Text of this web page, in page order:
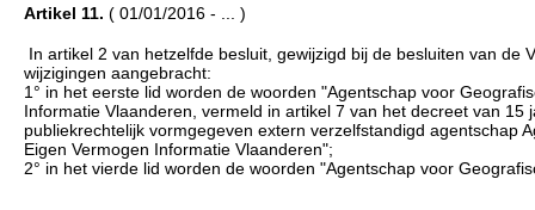
Artikel 11. ( 01/01/2016 - ... )
In artikel 2 van hetzelfde besluit, gewijzigd bij de besluiten van
wijzigingen aangebracht:
1° in het eerste lid worden de woorden "Agentschap voor
Informatie Vlaanderen, vermeld in artikel 7 van het decreet van
publiekrechtelijk vormgegeven extern verzelfstandigd agentschap
Eigen Vermogen Informatie Vlaanderen";
2° in het vierde lid worden de woorden "Agentschap voor